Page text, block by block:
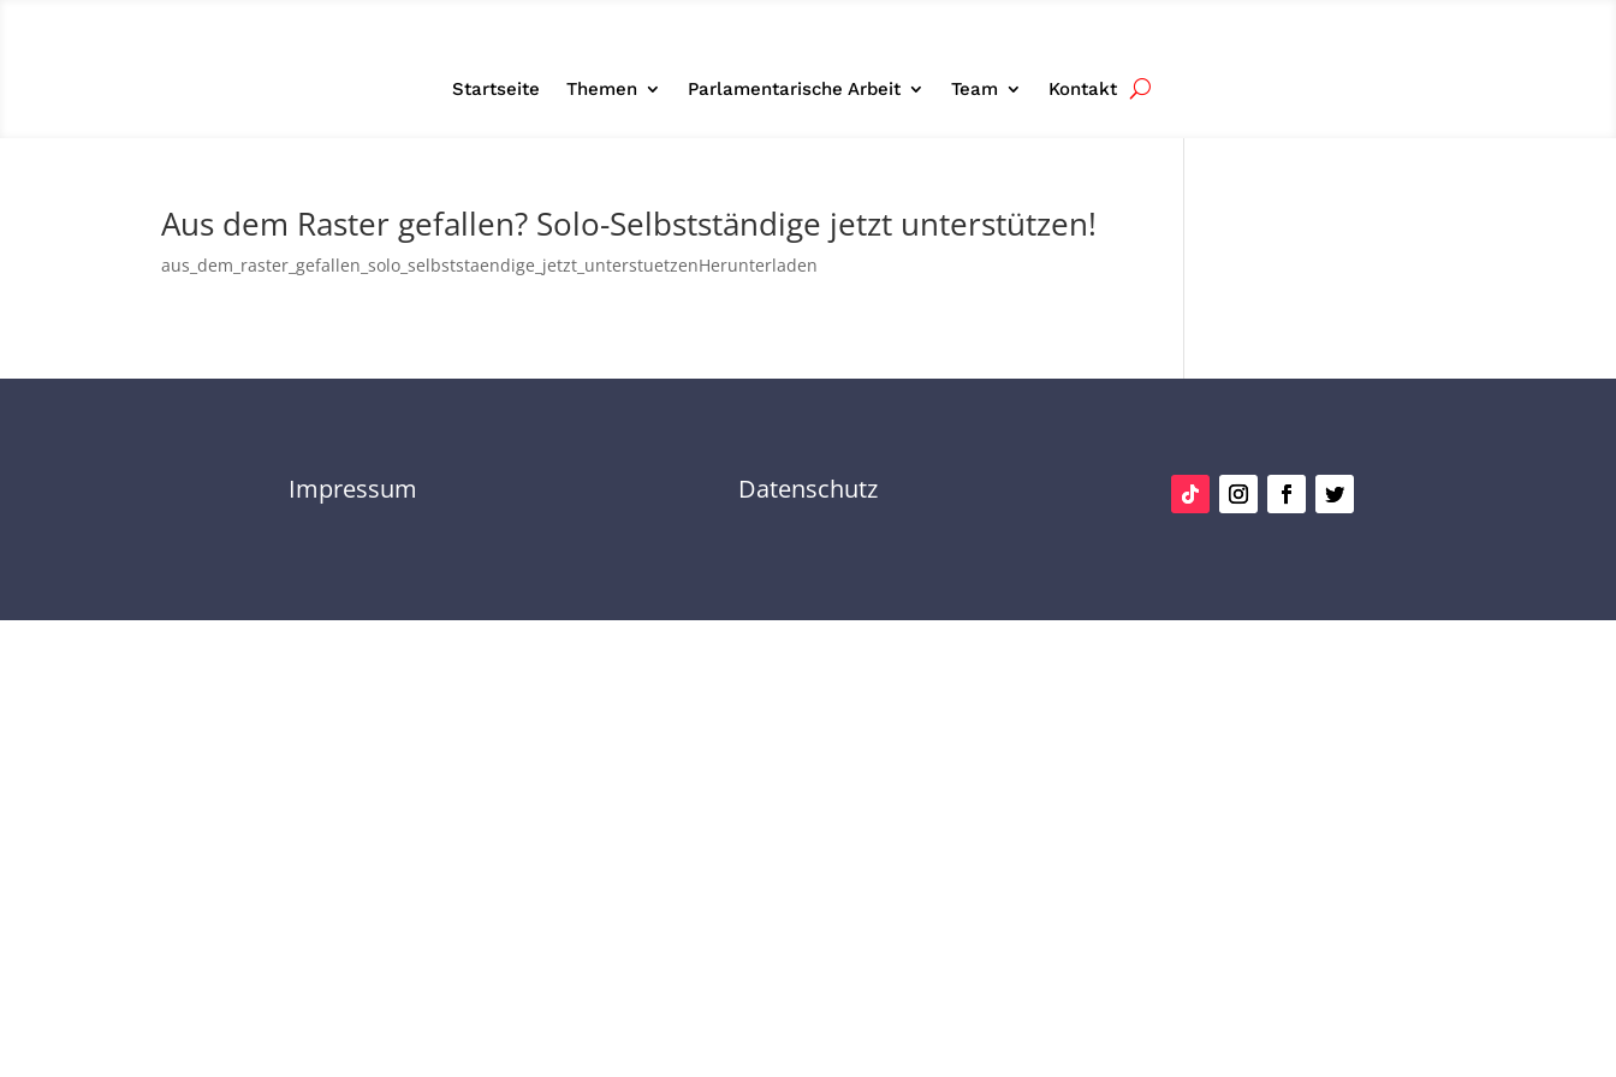
Startseite Themen Parlamentarische Arbeit Team Kontakt
Aus dem Raster gefallen? Solo-Selbstständige jetzt unterstützen!
aus_dem_raster_gefallen_solo_selbststaendige_jetzt_unterstuetzenHerunterladen
Impressum Datenschutz